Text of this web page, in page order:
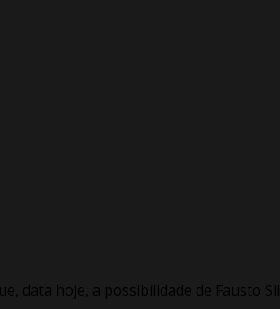
data hoje, a possibilidade de Fausto